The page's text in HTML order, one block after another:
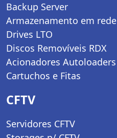
Backup Server
Armazenamento em rede
Drives LTO
Discos Removíveis RDX
Acionadores Autoloaders
Cartuchos e Fitas
CFTV
Servidores CFTV